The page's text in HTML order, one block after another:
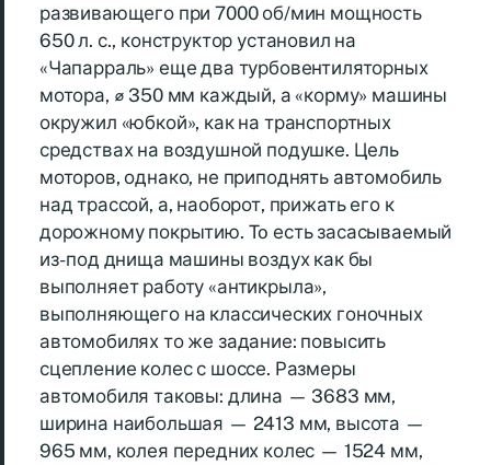
развивающего при 7000 об/мин мощность
650 л. с., конструктор установил на
«Чапарраль» еще два турбовентиляторных
мотора, ⌀ 350 мм каждый, а «корму» машины
окружил «юбкой», как на транспортных
средствах на воздушной подушке. Цель
моторов, однако, не приподнять автомобиль
над трассой, а, наоборот, прижать его к
дорожному покрытию. To есть засасываемый
из- под днища машины воздух как бы
выполняет работу «антикрыла»,
выполняющего на классических гоночных
автомобилях то же задание: повысить
сцепление колес с шоссе. Размеры
автомобиля таковы: длина — 3683 мм,
ширина наибольшая — 2413 мм, высота —
965 мм, колея передних колес — 1524 мм,